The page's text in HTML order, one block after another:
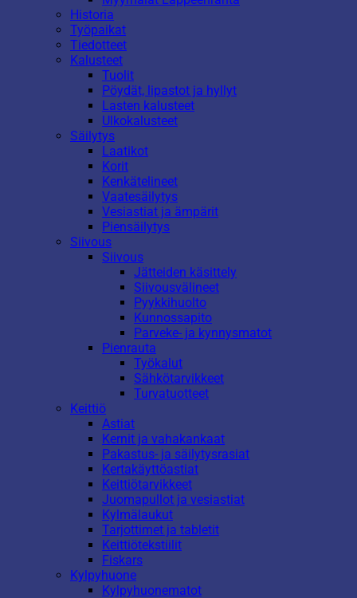
Historia
Työpaikat
Tiedotteet
Kalusteet
Tuolit
Pöydät, lipastot ja hyllyt
Lasten kalusteet
Ulkokalusteet
Säilytys
Laatikot
Korit
Kenkätelineet
Vaatesäilytys
Vesiastiat ja ämpärit
Piensäilytys
Siivous
Siivous
Jätteiden käsittely
Siivousvälineet
Pyykkihuolto
Kunnossapito
Parveke- ja kynnysmatot
Pienrauta
Työkalut
Sähkötarvikkeet
Turvatuotteet
Keittiö
Astiat
Kernit ja vahakankaat
Pakastus- ja säilytysrasiat
Kertakäyttöastiat
Keittiötarvikkeet
Juomapullot ja vesiastiat
Kylmälaukut
Tarjottimet ja tabletit
Keittiötekstiilit
Fiskars
Kylpyhuone
Kylpyhuonematot